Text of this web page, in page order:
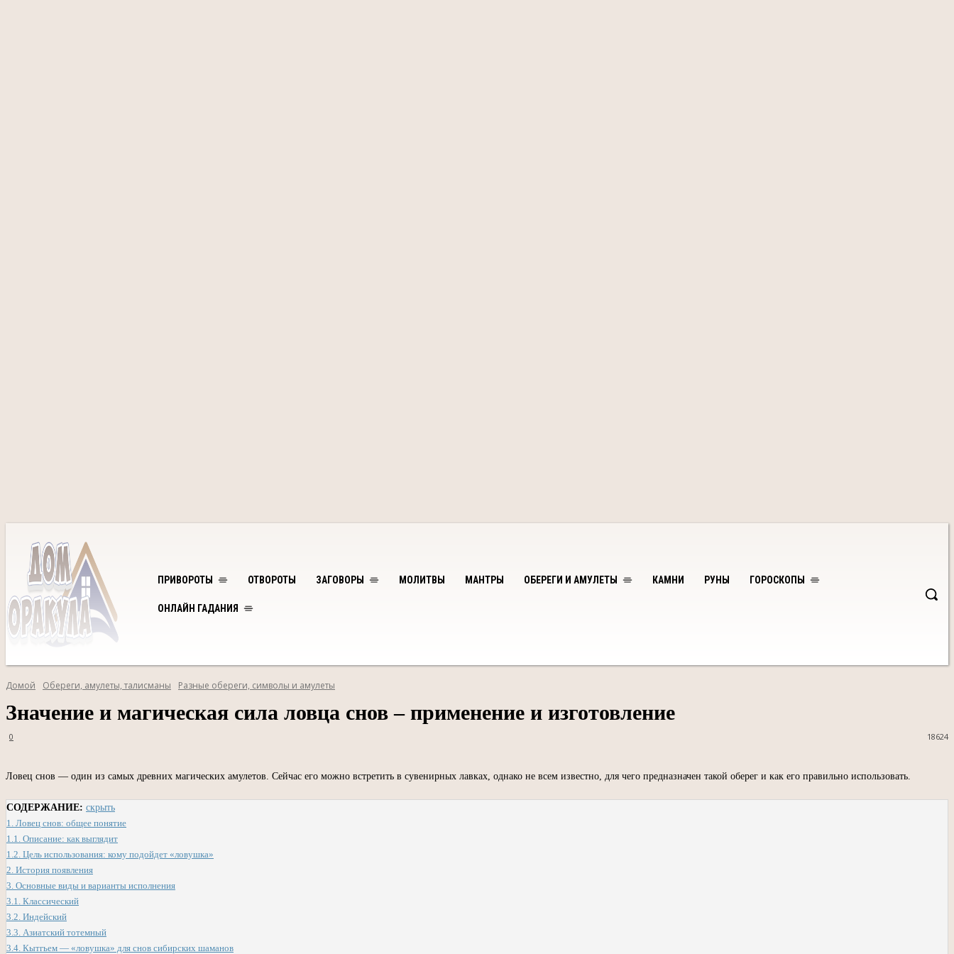
ПРИВОРОТЫ ОТВОРОТЫ ЗАГОВОРЫ МОЛИТВЫ МАНТРЫ ОБЕРЕГИ И АМУЛЕТЫ КАМНИ РУНЫ ГОРОСКОПЫ
ОНЛАЙН ГАДАНИЯ
Домой Обереги, амулеты, талисманы Разные обереги, символы и амулеты
Значение и магическая сила ловца снов – применение и изготовление
18624
0
Ловец снов — один из самых древних магических амулетов. Сейчас его можно встретить в сувенирных лавках, однако не всем известно, для чего предназначен такой оберег и как его правильно использовать.
СОДЕРЖАНИЕ: скрыть
1. Ловец снов: общее понятие
1.1. Описание: как выглядит
1.2. Цель использования: кому подойдет «ловушка»
2. История появления
3. Основные виды и варианты исполнения
3.1. Классический
3.2. Индейский
3.3. Азиатский тотемный
3.4. Кытгьем — «ловушка» для снов сибирских шаманов